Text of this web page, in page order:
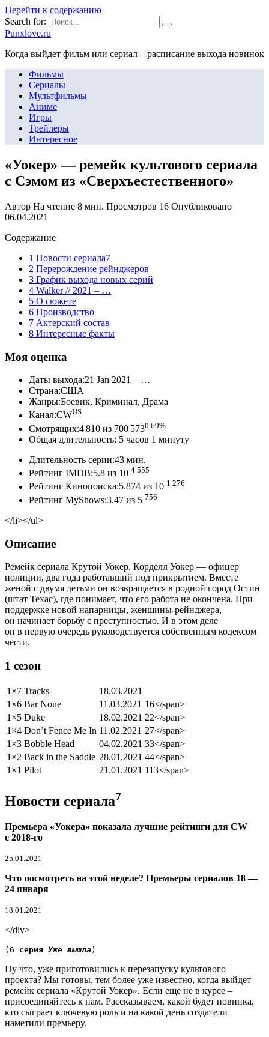
Перейти к содержанию
Search for:
Punxlove.ru
Когда выйдет фильм или сериал – расписание выхода новинок
Фильмы
Сериалы
Мультфильмы
Аниме
Игры
Трейлеры
Интересное
«Уокер» — ремейк культового сериала
с Сэмом из «Сверхъестественного»
Автор На чтение 8 мин. Просмотров 16 Опубликовано
06.04.2021
Содержание
1 Новости сериала7
2 Перерождение рейнджеров
3 График выхода новых серий
4 Walker // 2021 – …
5 О сюжете
6 Производство
7 Актерский состав
8 Интересные факты
Моя оценка
Даты выхода:21 Jan 2021 – …
Страна:США
Жанры:Боевик, Криминал, Драма
Канал:CWUS
Смотрящих:4 810 из 700 5730.69%
Общая длительность: 5 часов 1 минуту
Длительность серии:43 мин.
Рейтинг IMDB:5.8 из 10 4 555
Рейтинг Кинопоиска:5.874 из 10 1 276
Рейтинг MyShows:3.47 из 5 756
</li></ul>
Описание
Ремейк сериала Крутой Уокер. Корделл Уокер — офицер
полиции, два года работавший под прикрытием. Вместе
женой с двумя детьми он возвращается в родной город Остин
(штат Техас), где понимает, что его работа не окончена. При
поддержке новой напарницы, женщины-рейнджера,
он начинает борьбу с преступностью. И в этом деле
он в первую очередь руководствуется собственным кодексом
чести.
1 сезон
1×7 Tracks
18.03.2021
1×6 Bar None 11.03.2021 16</span>
1×5 Duke 18.02.2021 22</span>
1×4 Don’t Fence Me In 11.02.2021 27</span>
1×3 Bobble Head 04.02.2021 33</span>
1×2 Back in the Saddle 28.01.2021 44</span>
1×1 Pilot 21.01.2021 113</span>
Новости сериала7
Премьера «Уокера» показала лучшие рейтинги для CW
с 2018-го
25.01.2021
Что посмотреть на этой неделе? Премьеры сериалов 18 —
24 января
18.01.2021
</div>
(6 серия Уже вышла)
Ну что, уже приготовились к перезапуску культового
проекта? Мы готовы, тем более уже известно, когда выйдет
ремейк сериала «Крутой Уокер». Если еще не в курсе –
присоединяйтесь к нам. Рассказываем, какой будет новинка,
кто сыграет ключевую роль и на какой день создатели
наметили премьеру.